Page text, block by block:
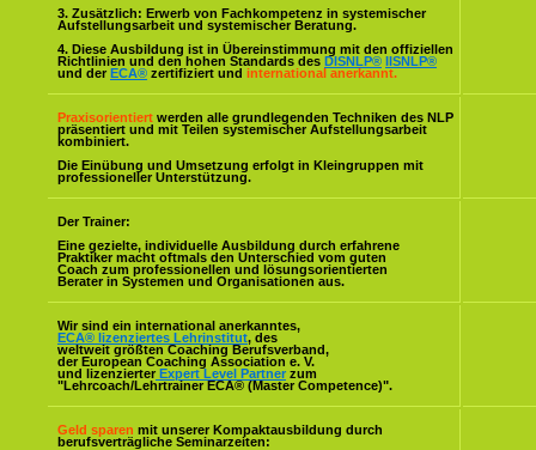
3. Zusätzlich: Erwerb von Fachkompetenz in systemischer
Aufstellungsarbeit und systemischer Beratung.
4. Diese Ausbildung ist in Übereinstimmung mit den offiziellen
Richtlinien und den hohen Standards des DISNLP® IISNLP®
und der ECA® zertifiziert und international anerkannt.
Praxisorientiert werden alle grundlegenden Techniken des NLP
präsentiert und mit Teilen systemischer Aufstellungsarbeit
kombiniert.
Die Einübung und Umsetzung erfolgt in Kleingruppen mit
professioneller Unterstützung.
Der Trainer:
Eine gezielte, individuelle Ausbildung durch erfahrene
Praktiker macht oftmals den Unterschied vom guten
Coach zum professionellen und lösungsorientierten
Berater in Systemen und Organisationen aus.
Wir sind ein international anerkanntes,
ECA® lizenziertes Lehrinstitut, des
weltweit größten Coaching Berufsverband,
der European Coaching Association e. V.
und lizenzierter Expert Level Partner zum
"Lehrcoach/Lehrtrainer ECA® (Master Competence)".
Geld sparen mit unserer Kompaktausbildung durch
berufsverträgliche Seminarzeiten: